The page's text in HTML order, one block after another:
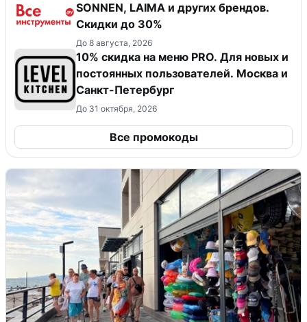
SONNEN, LAIMA и других брендов.
Скидки до 30%
До 8 августа, 2026
10% скидка на меню PRO. Для новых и
постоянных пользователей. Москва и
Санкт-Петербург
До 31 октября, 2026
Все промокоды